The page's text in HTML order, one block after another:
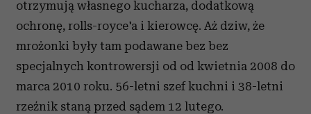
otrzymują własnego kucharza, dodatkową
ochronę, rolls-royce'a i kierowcę. Aż dziw, że
mrożonki były tam podawane bez bez
specjalnych kontrowersji od od kwietnia 2008 do
marca 2010 roku. 56-letni szef kuchni i 38-letni
rzeźnik staną przed sądem 12 lutego.